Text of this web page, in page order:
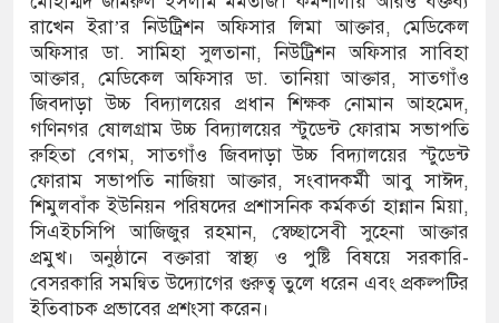
দিবস
রাখেন ইরা’র নিউট্রিশন অফিসার লিমা আক্তার, মেডিকেল
অফিসার ডা. সামিহা সুলতানা, নিউট্রিশন অফিসার সাবিহা
আক্তার, মেডিকেল অফিসার ডা. তানিয়া আক্তার, সাতগাঁও
জিবদাড়া উচ্চ বিদ্যালয়ের প্রধান শিক্ষক নোমান আহমেদ,
গণিনগর ষোলগ্রাম উচ্চ বিদ্যালয়ের স্টুডেন্ট ফোরাম সভাপতি
রুহিতা বেগম, সাতগাঁও জিবদাড়া উচ্চ বিদ্যালয়ের স্টুডেন্ট
ফোরাম সভাপতি নাজিয়া আক্তার, সংবাদকর্মী আবু সাঈদ,
শিমুলবাঁক ইউনিয়ন পরিষদের প্রশাসনিক কর্মকর্তা হান্নান মিয়া,
সিএইচসিপি আজিজুর রহমান, স্বেচ্ছাসেবী সুহেনা আক্তার
প্রমুখ। অনুষ্ঠানে বক্তারা স্বাস্থ্য ও পুষ্টি বিষয়ে সরকারি-
বেসরকারি সমন্বিত উদ্যোগের গুরুত্ব তুলে ধরেন এবং প্রকল্পটির
ইতিবাচক প্রভাবের প্রশংসা করেন।